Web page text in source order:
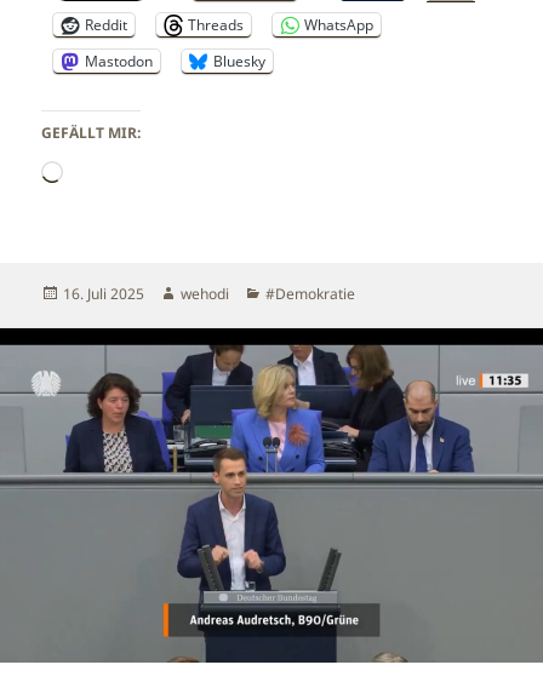
Reddit
Threads
WhatsApp
Mastodon
Bluesky
GEFÄLLT MIR:
Wird
Veröffentlicht
16. Juli 2025 Autor
wehodi Kategorien
#Demokratie